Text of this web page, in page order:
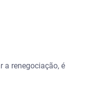
a renegociação, é